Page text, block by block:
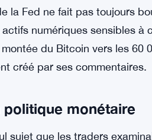
la Fed ne fait pas toujours
numériques sensibles à
du Bitcoin vers les 60
créé par ses commentaires.
politique monétaire
sujet que les traders